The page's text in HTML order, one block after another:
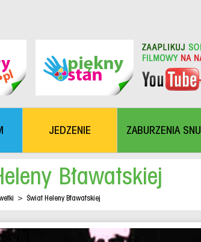
JEDZENIE ZABURZENIA SNU
Bławatskiej
> Świat Heleny Bławatskiej